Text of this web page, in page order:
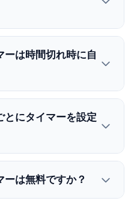
は時間切れ時に自
にタイマーを設定
は無料ですか？